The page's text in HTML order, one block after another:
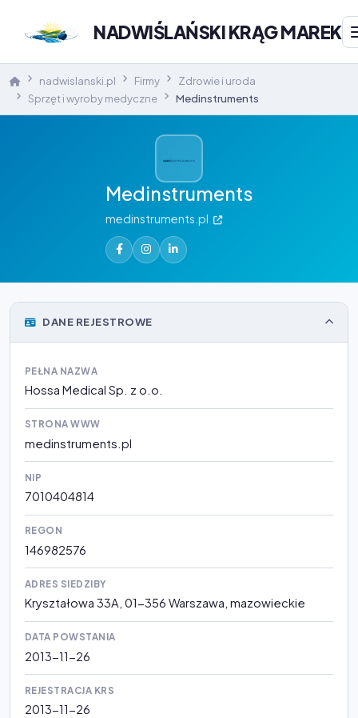
NADWIŚLAŃSKI KRĄG MAREK
nadwislanski.pl Firmy
Zdrowie i uroda
Sprzęt i wyroby medyczne
Medinstruments
Medinstruments
medinstruments.pl
DANE REJESTROWE
PEŁNA NAZWA
Hossa Medical Sp. z o.o.
STRONA WWW
medinstruments.pl
NIP
7010404814
REGON
146982576
ADRES SIEDZIBY
Kryształowa 33A, 01-356 Warszawa, mazowieckie
DATA POWSTANIA
2013-11-26
REJESTRACJA KRS
2013-11-26